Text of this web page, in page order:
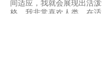
间适应，我就会展现出活
格。我非常喜欢人类，在适